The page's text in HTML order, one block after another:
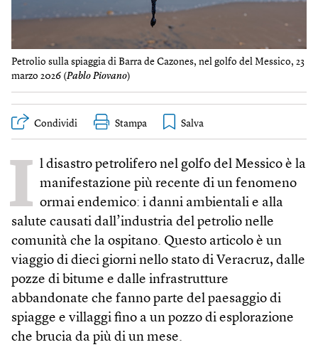
Petrolio sulla spiaggia di Barra de Cazones, nel golfo del Messico, 23
marzo 2026 (Pablo Piovano)
Condividi Stampa
I l disastro petrolifero nel golfo del Messico è la
manifestazione più recente di un fenomeno
ormai endemico: i danni ambientali e alla
salute causati dall’industria del petrolio nelle
comunità che la ospitano. Questo articolo è un
viaggio di dieci giorni nello stato di Veracruz, dalle
pozze di bitume e dalle infrastrutture
abbandonate che fanno parte del paesaggio di
spiagge e villaggi fino a un pozzo di esplorazione
che brucia da più di un mese.